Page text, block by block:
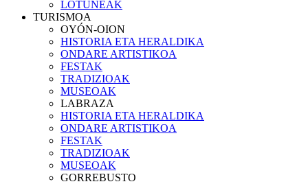
LOTUNEAK
TURISMOA
OYÓN-OION
HISTORIA ETA HERALDIKA
ONDARE ARTISTIKOA
FESTAK
TRADIZIOAK
MUSEOAK
LABRAZA
HISTORIA ETA HERALDIKA
ONDARE ARTISTIKOA
FESTAK
TRADIZIOAK
MUSEOAK
GORREBUSTO